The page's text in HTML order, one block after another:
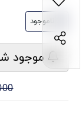
ناموجود
موجود